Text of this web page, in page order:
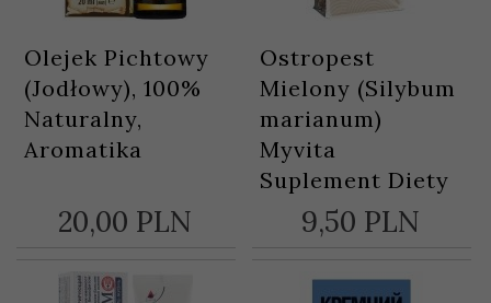
Olejek Pichtowy
(Jodłowy), 100%
Naturalny,
Aromatika
20,00 PLN
Ostropest
Mielony (Silybum
marianum)
Myvita
Suplement Diety
9,50 PLN